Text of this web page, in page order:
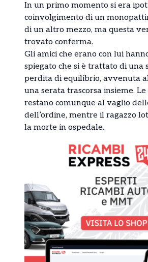
In un primo momento si era
coinvolgimento di un
di un altro mezzo, ma questa
trovato conferma.
Gli amici che erano con lui
spiegato che si è trattato di una
perdita di equilibrio, avvenuta
una serata trascorsa insieme.
restano comunque al vaglio
dell’ordine, mentre il ragazzo
la morte in ospedale.